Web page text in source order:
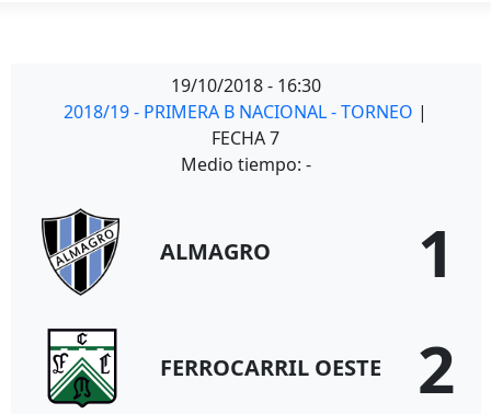
19/10/2018 - 16:30
2018/19 - PRIMERA B NACIONAL - TORNEO |
FECHA 7
Medio tiempo: -
ALMAGRO 1
FERROCARRIL OESTE 2